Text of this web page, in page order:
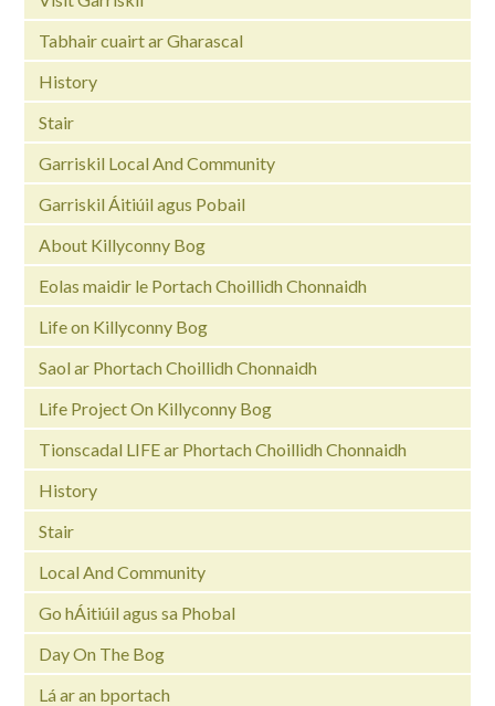
Tabhair cuairt ar Gharascal
History
Stair
Garriskil Local And Community
Garriskil Áitiúil agus Pobail
About Killyconny Bog
Eolas maidir le Portach Choillidh Chonnaidh
Life on Killyconny Bog
Saol ar Phortach Choillidh Chonnaidh
Life Project On Killyconny Bog
Tionscadal LIFE ar Phortach Choillidh Chonnaidh
History
Stair
Local And Community
Go hÁitiúil agus sa Phobal
Day On The Bog
Lá ar an bportach